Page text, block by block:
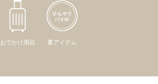
おでかけ用品 夏アイテム